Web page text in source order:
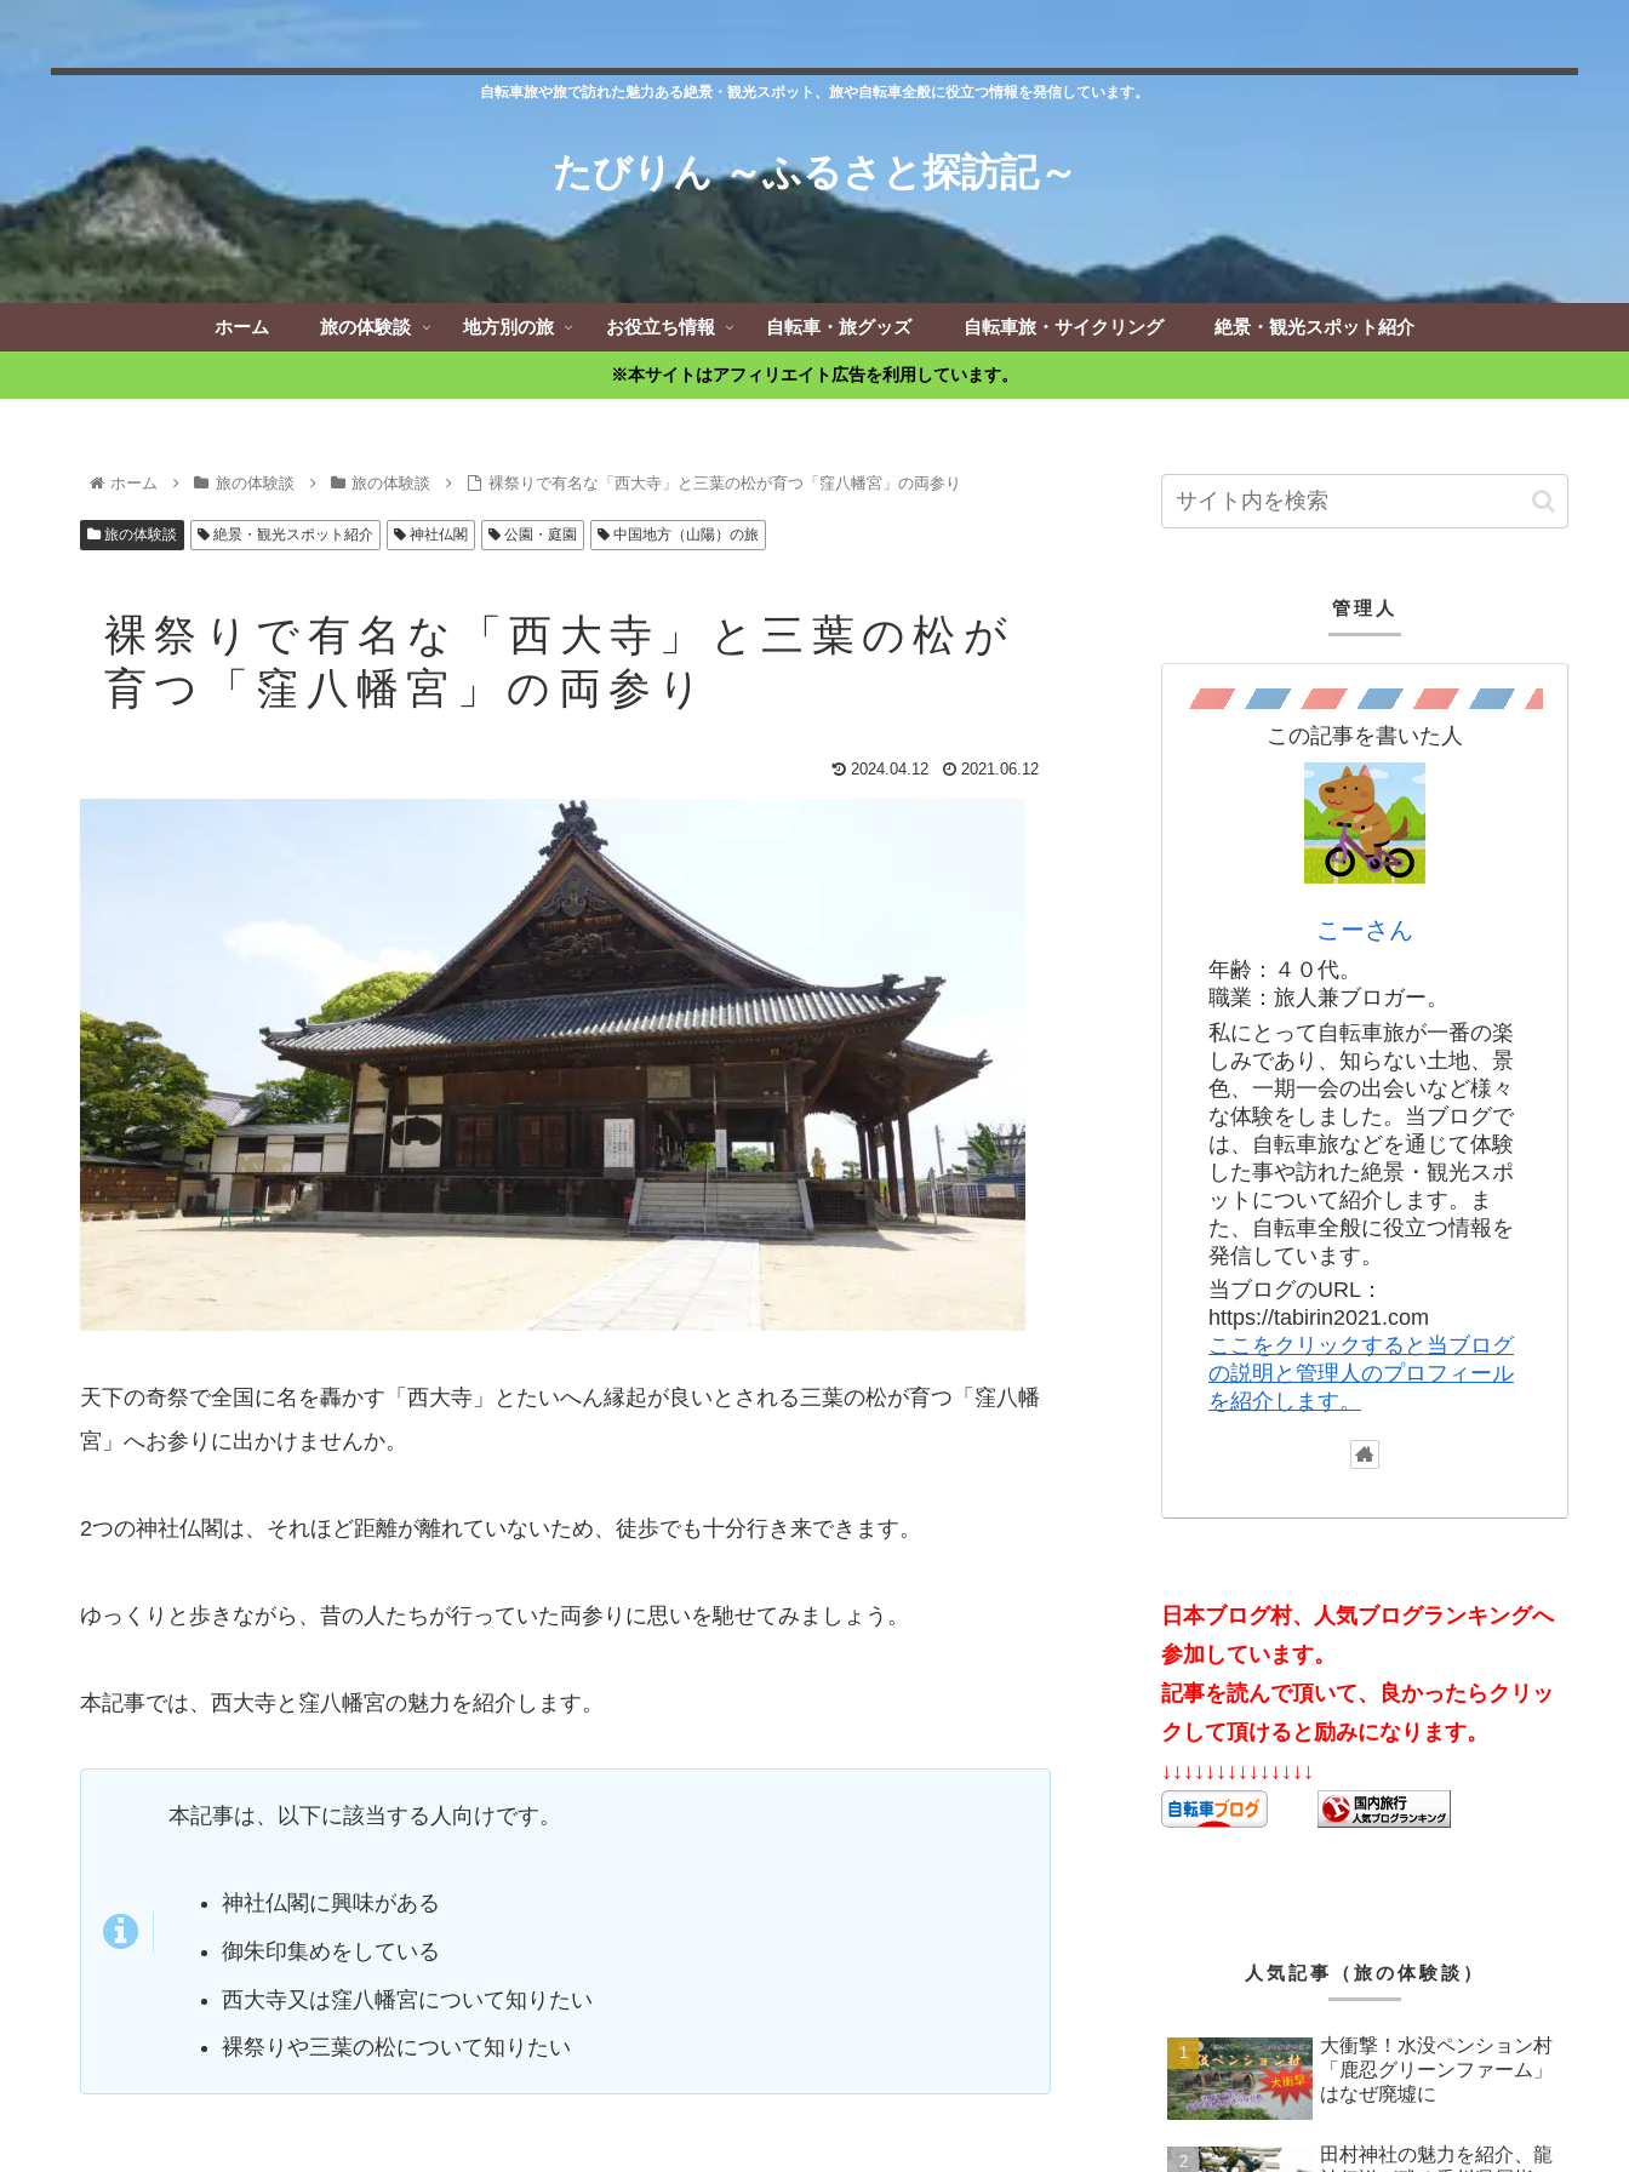
自転車旅や旅で訪れた魅力ある絶景・観光スポット、旅や自転車全般に役立つ情報を発信しています。
たびりん ～ふるさと探訪記～
ホーム 旅の体験談 地方別の旅 お役立ち情報 自転車・旅グッズ 自転車旅・サイクリング 絶景・観光スポット紹介
※本サイトはアフィリエイト広告を利用しています。
ホーム 旅の体験談 旅の体験談 裸祭りで有名な「西大寺」と三葉の松が育つ「窪八幡宮」の両参り
旅の体験談 絶景・観光スポット紹介 神社仏閣 公園・庭園 中国地方（山陽）の旅
裸祭りで有名な「西大寺」と三葉の松が
育つ「窪八幡宮」の両参り
2024.04.12 2021.06.12
天下の奇祭で全国に名を轟かす「西大寺」とたいへん縁起が良いとされる三葉の松が育つ「窪八幡
宮」へお参りに出かけませんか。
2つの神社仏閣は、それほど距離が離れていないため、徒歩でも十分行き来できます。
ゆっくりと歩きながら、昔の人たちが行っていた両参りに思いを馳せてみましょう。
本記事では、西大寺と窪八幡宮の魅力を紹介します。
本記事は、以下に該当する人向けです。
神社仏閣に興味がある
御朱印集めをしている
西大寺又は窪八幡宮について知りたい
裸祭りや三葉の松について知りたい
管理人
この記事を書いた人
こーさん
年齢：４０代。
職業：旅人兼ブロガー。
私にとって自転車旅が一番の楽
しみであり、知らない土地、景
色、一期一会の出会いなど様々
な体験をしました。当ブログで
は、自転車旅などを通じて体験
した事や訪れた絶景・観光スポ
ットについて紹介します。ま
た、自転車全般に役立つ情報を
発信しています。
当ブログのURL：
https://tabirin2021.com
ここをクリックすると当ブログ
の説明と管理人のプロフィール
を紹介します。
日本ブログ村、人気ブログランキングへ
参加しています。
記事を読んで頂いて、良かったらクリッ
クして頂けると励みになります。
↓↓↓↓↓↓↓↓↓↓↓↓↓↓
人気記事（旅の体験談）
大衝撃！水没ペンション村
「鹿忍グリーンファーム」
はなぜ廃墟に
田村神社の魅力を紹介、龍